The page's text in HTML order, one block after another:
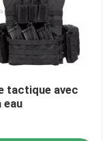
tactique avec
eau